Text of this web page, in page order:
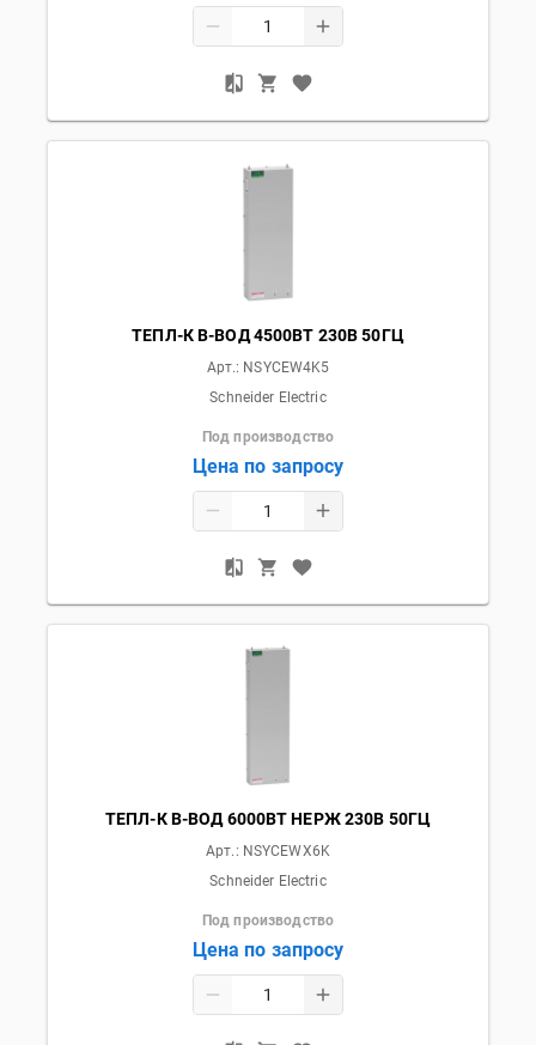
ТЕПЛ-К В-ВОД 4500ВТ 230В 50ГЦ
Арт.: NSYCEW4K5
Schneider Electric
Под производство
Цена по запросу
ТЕПЛ-К В-ВОД 6000ВТ НЕРЖ 230В 50ГЦ
Арт.: NSYCEWX6K
Schneider Electric
Под производство
Цена по запросу